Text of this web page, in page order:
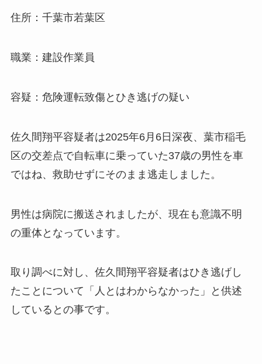
住所：千葉市若葉区
職業：建設作業員
容疑：危険運転致傷とひき逃げの疑い
佐久間翔平容疑者は2025年6月6日深夜、葉市稲毛
区の交差点で自転車に乗っていた37歳の男性を車
ではね、救助せずにそのまま逃走しました。
男性は病院に搬送されましたが、現在も意識不明
の重体となっています。
取り調べに対し、佐久間翔平容疑者はひき逃げし
たことについて「人とはわからなかった」と供述
しているとの事です。